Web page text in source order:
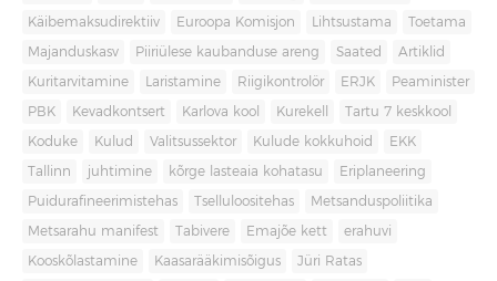
Käibemaksudirektiiv Euroopa Komisjon Lihtsustama Toetama
Majanduskasv Piiriülese kaubanduse areng Saated Artiklid
Kuritarvitamine Laristamine Riigikontrolör ERJK Peaminister
PBK Kevadkontsert Karlova kool Kurekell Tartu 7 keskkool
Koduke Kulud Valitsussektor Kulude kokkuhoid EKK
Tallinn juhtimine kõrge lasteaia kohatasu Eriplaneering
Puidurafineerimistehas Tselluloositehas Metsanduspoliitika
Metsarahu manifest Tabivere Emajõe kett erahuvi
Kooskõlastamine Kaasarääkimisõigus Jüri Ratas